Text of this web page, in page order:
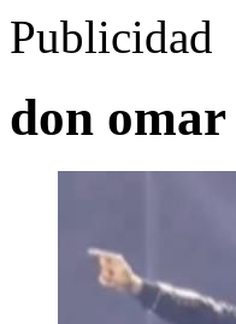
Publicidad
don omar